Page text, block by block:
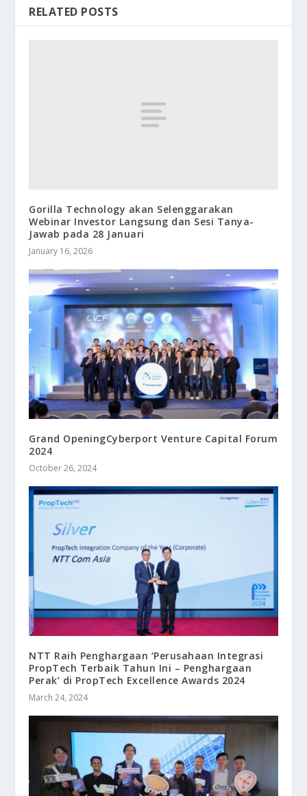
RELATED POSTS
Gorilla Technology akan Selenggarakan
Webinar Investor Langsung dan Sesi Tanya-
Jawab pada 28 Januari
January 16, 2026
Grand OpeningCyberport Venture Capital Forum
2024
October 26, 2024
NTT Raih Penghargaan ‘Perusahaan Integrasi
PropTech Terbaik Tahun Ini – Penghargaan
Perak’ di PropTech Excellence Awards 2024
March 24, 2024